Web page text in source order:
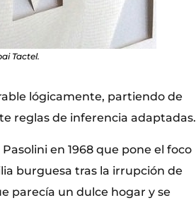
Tactel.
lógicamente, partiendo de
reglas de inferencia adaptadas.
en 1968 que pone el foco
burguesa tras la irrupción de
parecía un dulce hogar y se